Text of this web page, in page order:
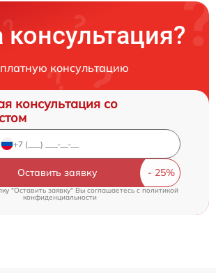
консультацию
консультация со
Оставить заявку
"Оставить заявку" Вы соглашаетесь c политикой
конфиденциальности